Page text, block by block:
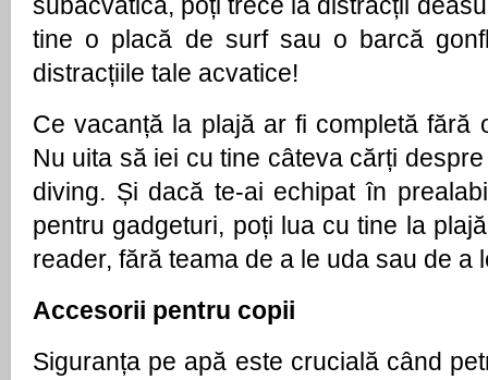
tine o placă de surf sau o barcă
distracțiile tale acvatice!
Ce vacanță la plajă ar fi completă fără
Nu uita să iei cu tine câteva cărți
diving. Și dacă te-ai echipat în
pentru gadgeturi, poți lua cu tine la
reader, fără teama de a le uda sau de a
Accesorii pentru copii
Siguranța pe apă este crucială când